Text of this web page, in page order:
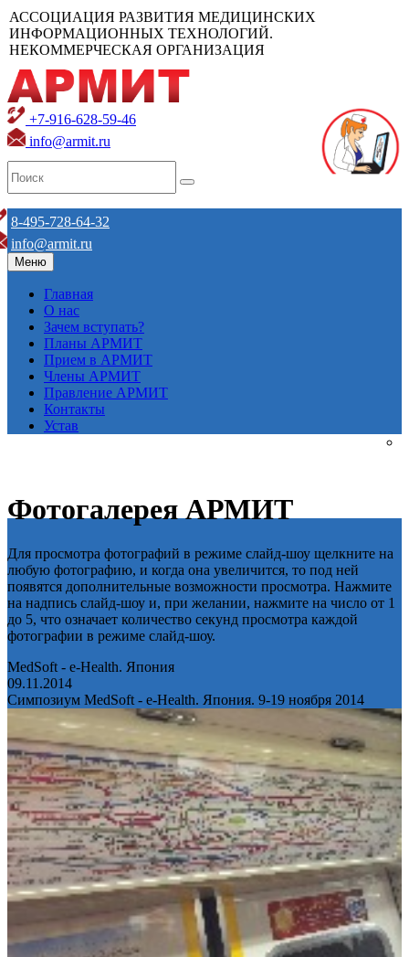
АССОЦИАЦИЯ РАЗВИТИЯ МЕДИЦИНСКИХ
ИНФОРМАЦИОННЫХ ТЕХНОЛОГИЙ.
НЕКОММЕРЧЕСКАЯ ОРГАНИЗАЦИЯ
+7-916-628-59-46
info@armit.ru
8-495-728-64-32
info@armit.ru
Меню
Главная
О нас
Зачем вступать?
Планы АРМИТ
Прием в АРМИТ
Члены АРМИТ
Правление АРМИТ
Контакты
Устав
Фотогалерея АРМИТ
Для просмотра фотографий в режиме слайд-шоу щелкните на
любую фотографию, и когда она увеличится, то под ней
появятся дополнительные возможности просмотра. Нажмите
на надпись слайд-шоу и, при желании, нажмите на число от 1
до 5, что означает количество секунд просмотра каждой
фотографии в режиме слайд-шоу.
MedSoft - e-Health. Япония
09.11.2014
Симпозиум MedSoft - e-Health. Япония. 9-19 ноября 2014